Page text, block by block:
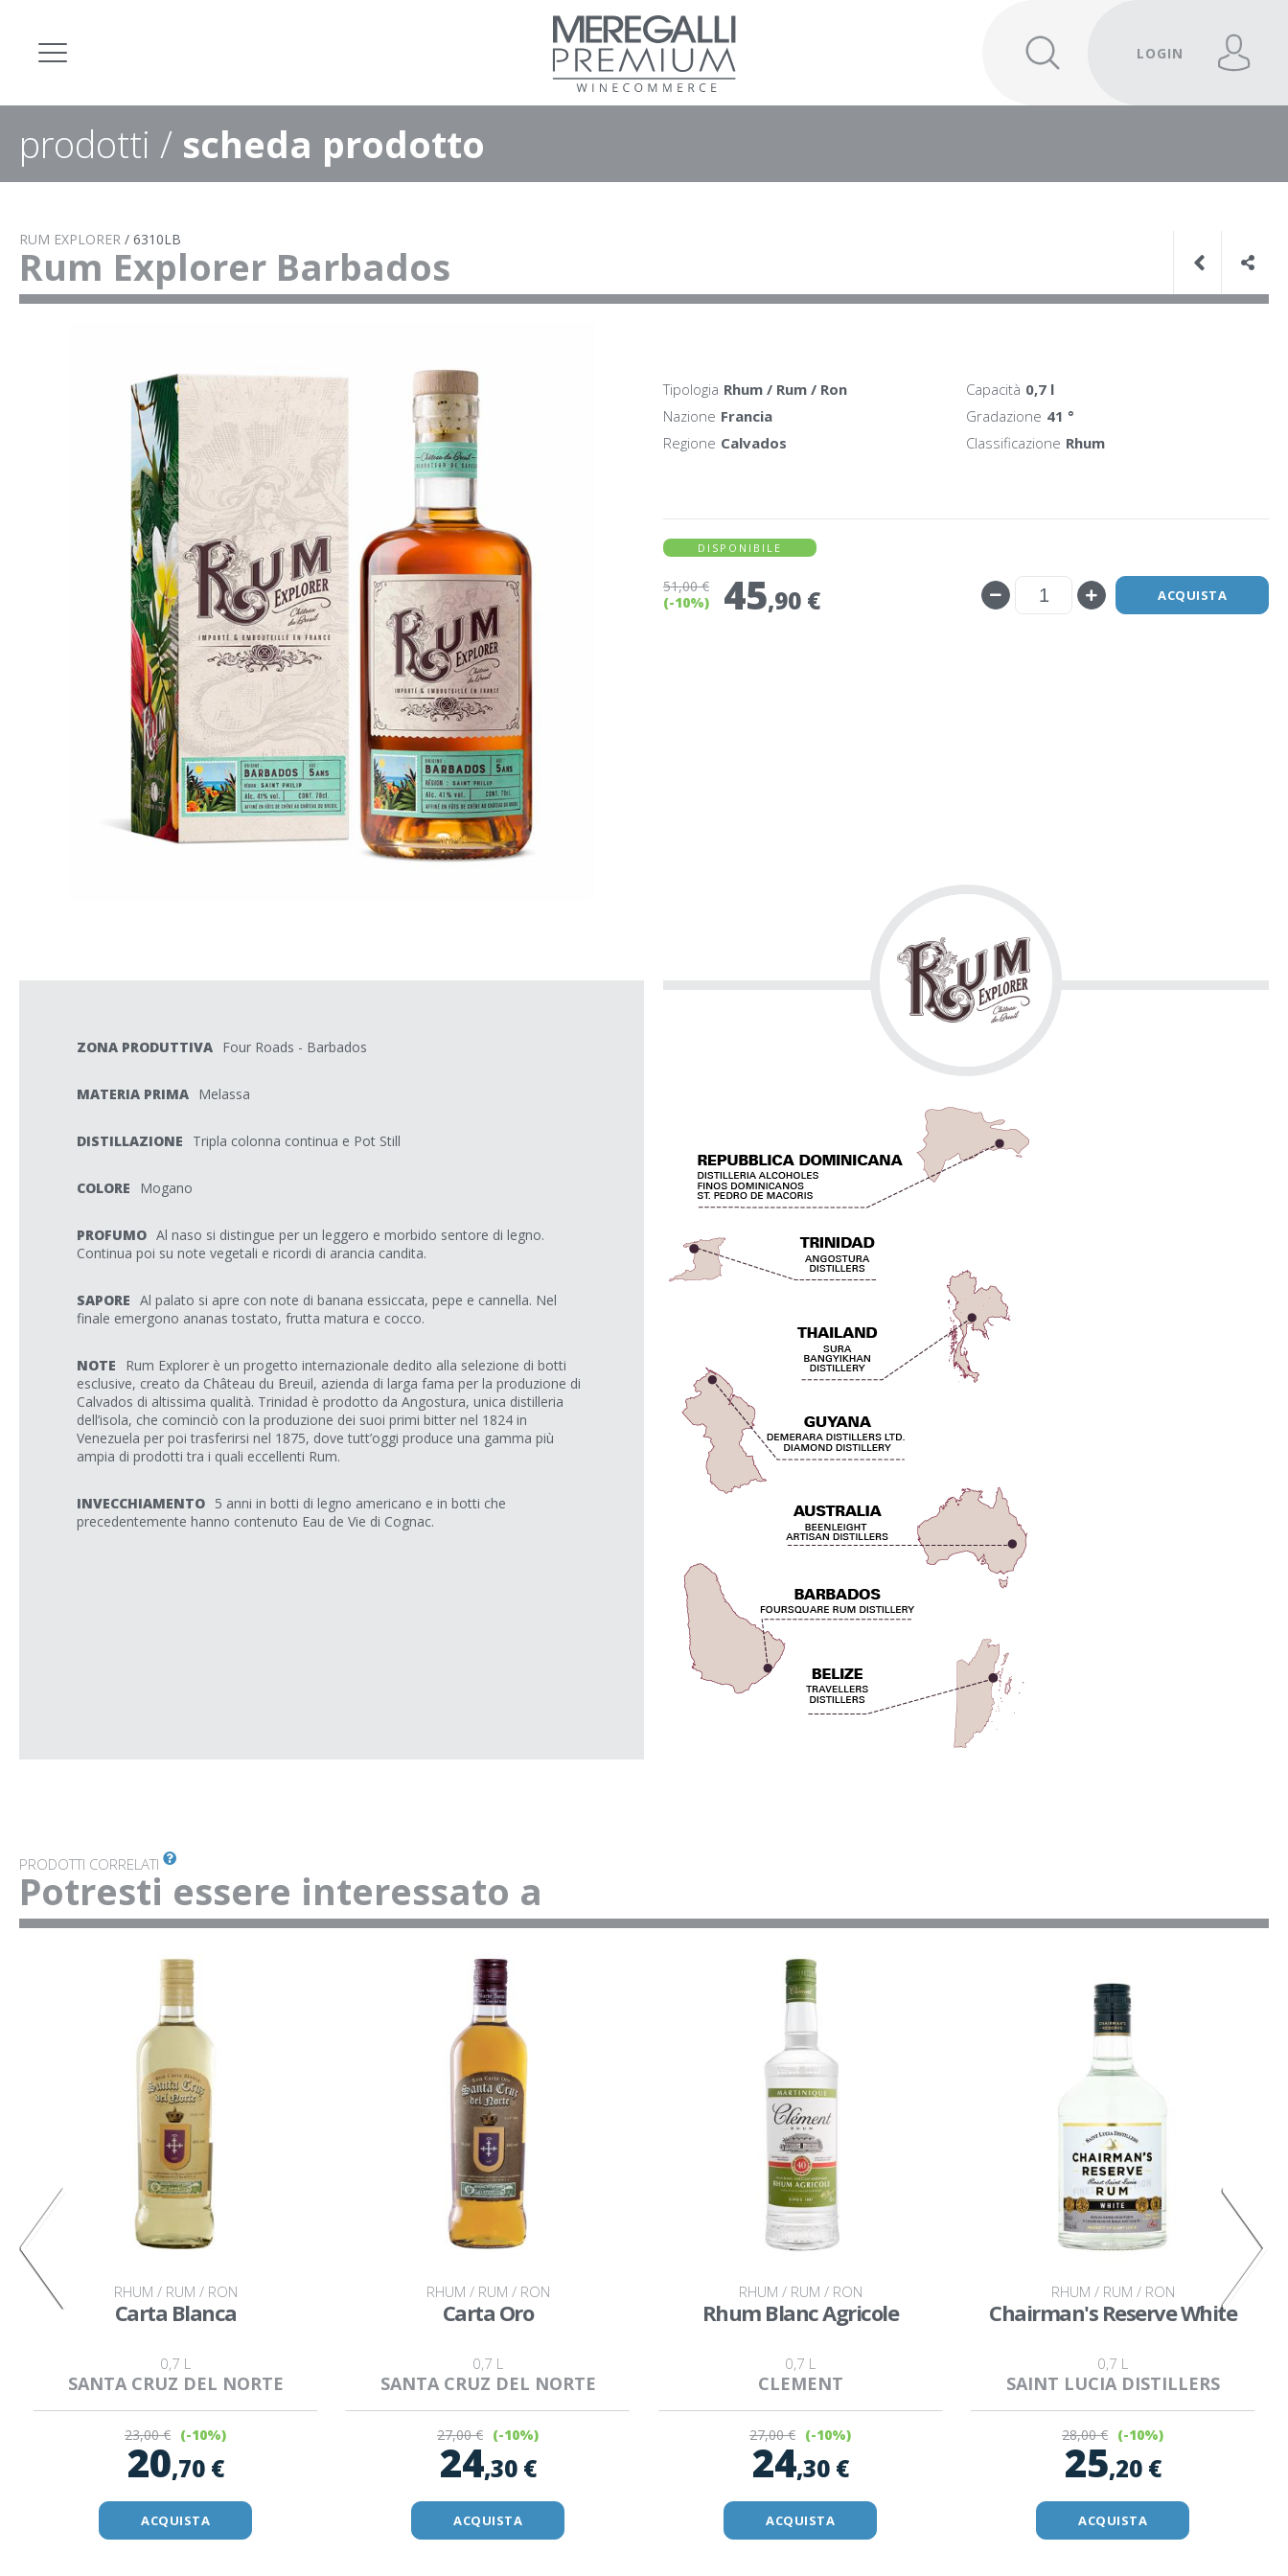
LOGIN
prodotti / scheda prodotto
RUM EXPLORER / 6310LB
Rum Explorer Barbados
Tipologia Rhum / Rum / Ron Capacità 0,7 l
Nazione Francia Gradazione 41 °
Regione Calvados Classificazione Rhum
DISPONIBILE
51,00 €
(-10%)
45,90 € ACQUISTA
ZONA PRODUTTIVA Four Roads - Barbados
MATERIA PRIMA Melassa
DISTILLAZIONE Tripla colonna continua e Pot Still
COLORE Mogano
PROFUMO Al naso si distingue per un leggero e morbido sentore di legno.
Continua poi su note vegetali e ricordi di arancia candita.
SAPORE Al palato si apre con note di banana essiccata, pepe e cannella. Nel
finale emergono ananas tostato, frutta matura e cocco.
NOTE
Rum Explorer è un progetto internazionale dedito alla selezione di botti
esclusive, creato da Château du Breuil, azienda di larga fama per la produzione di
Calvados di altissima qualità. Trinidad è prodotto da Angostura, unica distilleria
dell’isola, che cominciò con la produzione dei suoi primi bitter nel 1824 in
Venezuela per poi trasferirsi nel 1875, dove tutt’oggi produce una gamma più
ampia di prodotti tra i quali eccellenti Rum.
INVECCHIAMENTO 5 anni in botti di legno americano e in botti che
precedentemente hanno contenuto Eau de Vie di Cognac.
PRODOTTI CORRELATI
Potresti essere interessato a
RHUM / RUM / RON
Carta Blanca
0,7 L
SANTA CRUZ DEL NORTE
23,00 € (-10%)
20,70 €
ACQUISTA
RHUM / RUM / RON
Carta Oro
0,7 L
SANTA CRUZ DEL NORTE
27,00 € (-10%)
24,30 €
ACQUISTA
RHUM / RUM / RON
Rhum Blanc Agricole
0,7 L
CLEMENT
27,00 € (-10%)
24,30 €
ACQUISTA
RHUM / RUM / RON
Chairman's Reserve White
0,7 L
SAINT LUCIA DISTILLERS
28,00 € (-10%)
25,20 €
ACQUISTA